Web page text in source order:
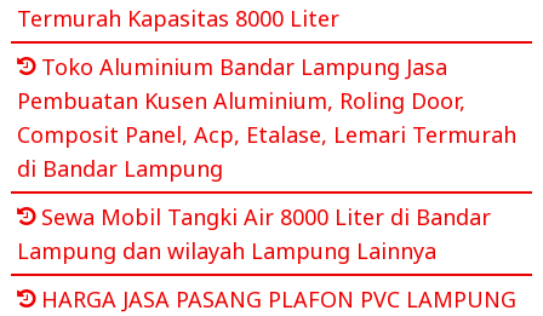
Termurah Kapasitas 8000 Liter
Toko Aluminium Bandar Lampung Jasa
Pembuatan Kusen Aluminium, Roling Door,
Composit Panel, Acp, Etalase, Lemari Termurah
di Bandar Lampung
Sewa Mobil Tangki Air 8000 Liter di Bandar
Lampung dan wilayah Lampung Lainnya
HARGA JASA PASANG PLAFON PVC LAMPUNG